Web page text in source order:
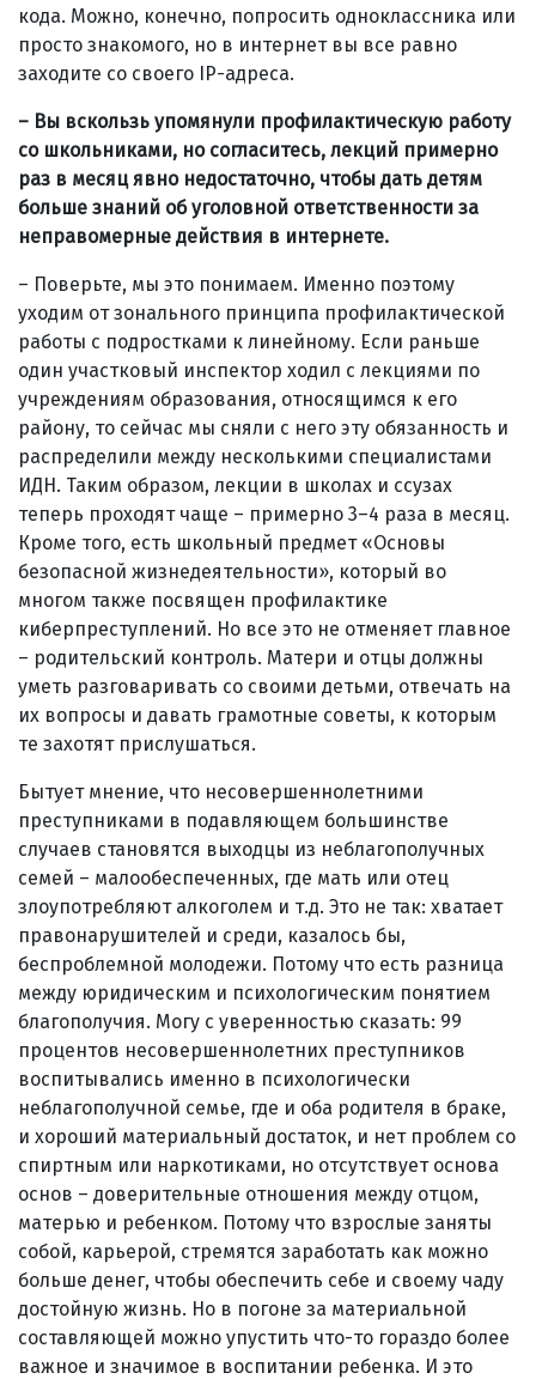
кода. Можно, конечно, попросить одноклассника или
просто знакомого, но в интернет вы все равно
заходите со своего IP-адреса.
– Вы вскользь упомянули профилактическую работу
со школьниками, но согласитесь, лекций примерно
раз в месяц явно недостаточно, чтобы дать детям
больше знаний об уголовной ответственности за
неправомерные действия в интернете.
– Поверьте, мы это понимаем. Именно поэтому
уходим от зонального принципа профилактической
работы с подростками к линейному. Если раньше
один участковый инспектор ходил с лекциями по
учреждениям образования, относящимся к его
району, то сейчас мы сняли с него эту обязанность и
распределили между несколькими специалистами
ИДН. Таким образом, лекции в школах и ссузах
теперь проходят чаще – примерно 3–4 раза в месяц.
Кроме того, есть школьный предмет «Основы
безопасной жизнедеятельности», который во
многом также посвящен профилактике
киберпреступлений. Но все это не отменяет главное
– родительский контроль. Матери и отцы должны
уметь разговаривать со своими детьми, отвечать на
их вопросы и давать грамотные советы, к которым
те захотят прислушаться.
Бытует мнение, что несовершеннолетними
преступниками в подавляющем большинстве
случаев становятся выходцы из неблагополучных
семей – малообеспеченных, где мать или отец
злоупотребляют алкоголем и т.д. Это не так: хватает
правонарушителей и среди, казалось бы,
беспроблемной молодежи. Потому что есть разница
между юридическим и психологическим понятием
благополучия. Могу с уверенностью сказать: 99
процентов несовершеннолетних преступников
воспитывались именно в психологически
неблагополучной семье, где и оба родителя в браке,
и хороший материальный достаток, и нет проблем со
спиртным или наркотиками, но отсутствует основа
основ – доверительные отношения между отцом,
матерью и ребенком. Потому что взрослые заняты
собой, карьерой, стремятся заработать как можно
больше денег, чтобы обеспечить себе и своему чаду
достойную жизнь. Но в погоне за материальной
составляющей можно упустить что-то гораздо более
важное и значимое в воспитании ребенка. И это